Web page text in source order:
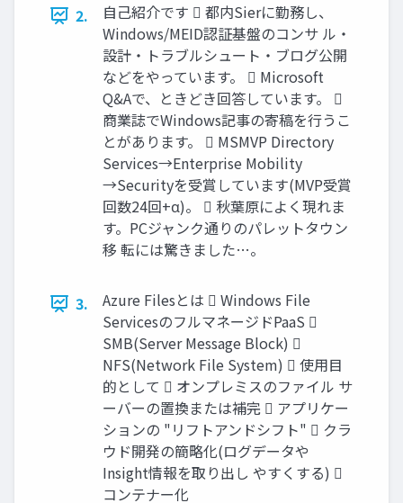
2.
自己紹介です  都内Sierに勤務し、
Windows/MEID認証基盤のコンサ ル・
設計・トラブルシュート・ブログ公開
などをやっています。  Microsoft
Q&Aで、ときどき回答しています。 
商業誌でWindows記事の寄稿を行うこ
とがあります。  MSMVP Directory
Services→Enterprise Mobility
→Securityを受賞しています(MVP受賞
回数24回+α)。  秋葉原によく現れま
す。PCジャンク通りのパレットタウン
移 転には驚きました…。
3.
Azure Filesとは  Windows File
ServicesのフルマネージドPaaS 
SMB(Server Message Block) 
NFS(Network File System)  使用目
的として  オンプレミスのファイル サ
ーバーの置換または補完  アプリケー
ションの "リフトアンドシフト"  クラ
ウド開発の簡略化(ログデータや
Insight情報を取り出し やすくする) 
コンテナー化